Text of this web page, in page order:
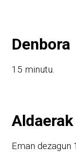
Denbora
15 minutu.
Aldaerak
Eman dezagun